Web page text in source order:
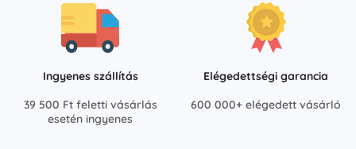
Ingyenes szállítás
39 500 Ft feletti vásárlás
esetén ingyenes
Elégedettségi garancia
600 000+ elégedett vásárló